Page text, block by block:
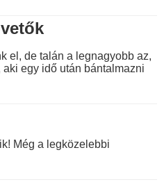
el, de talán a legnagyobb az,
egy idő után bántalmazni
Még a legközelebbi